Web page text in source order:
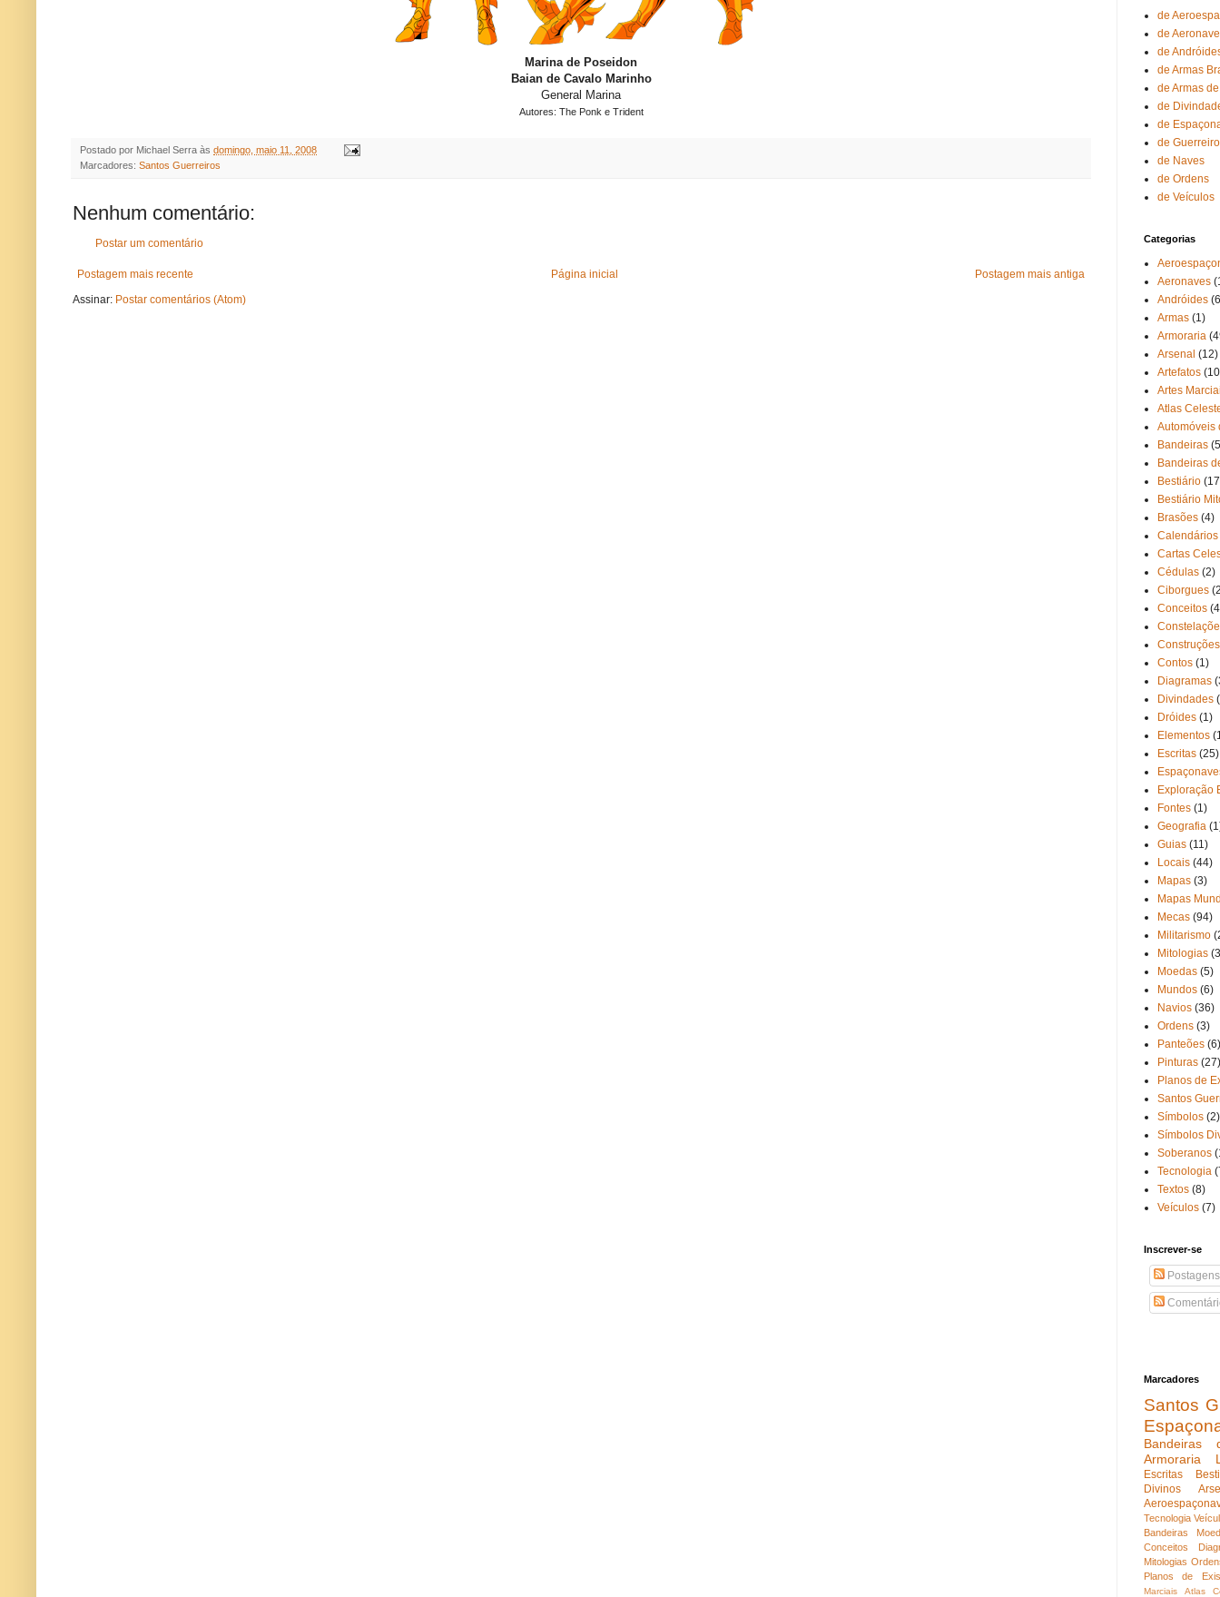
Marina de Poseidon
Baian de Cavalo Marinho
General Marina
Autores: The Ponk e Trident
Postado por Michael Serra às domingo, maio 11, 2008
Marcadores: Santos Guerreiros
Nenhum comentário:
Postar um comentário
Postagem mais recente Postagem mais antiga
Página inicial
Assinar: Postar comentários (Atom)
de
de
de
de Armas
de Armas
de
de
de
de Naves
de Ordens
de Veículos
Categorias
Aeronaves
Andróides
Armas (1)
Armoraria
Arsenal (12)
Artefatos
Artes
Atlas
Automóveis
Bandeiras
Bandeiras
Bestiário
Bestiário
Brasões (4)
Calendários
Cartas
Cédulas (2)
Ciborgues
Conceitos
Construções
Contos (1)
Diagramas
Divindades
Dróides (1)
Elementos
Escritas (25)
Exploração
Fontes (1)
Geografia
Guias (11)
Locais (44)
Mapas (3)
Mapas
Mecas (94)
Militarismo
Mitologias
Moedas (5)
Mundos (6)
Navios (36)
Ordens (3)
Panteões (6)
Pinturas (27)
Planos de
Santos
Símbolos (2)
Símbolos
Soberanos
Tecnologia
Textos (8)
Veículos (7)
Inscrever-se
Postagens
Marcadores
Santos
Bandeiras
Armoraria
Escritas
Divinos
Tecnologia
Bandeiras
Conceitos
Mitologias
Planos de
Marciais
Atlas